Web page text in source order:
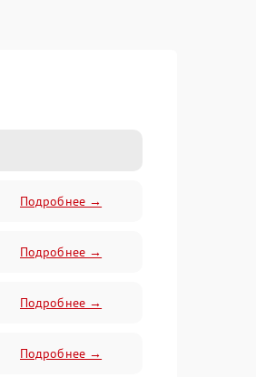
Подробнее →
Подробнее →
Подробнее →
Подробнее →